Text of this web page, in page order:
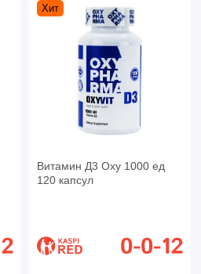
Хит
Витамин Д3 Oxy 1000 ед
120 капсул